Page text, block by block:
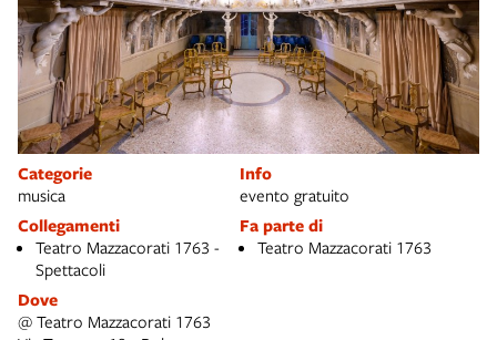
Categorie
musica
Info
evento gratuito
Collegamenti
Teatro Mazzacorati 1763 -
Spettacoli
Fa parte di
Teatro Mazzacorati 1763
Dove
@ Teatro Mazzacorati 1763